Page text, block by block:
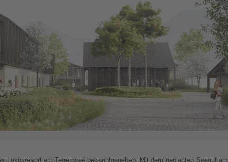
Luxusresort am Tegernsee bekanntgegeben. Mit dem geplanten Seegut am